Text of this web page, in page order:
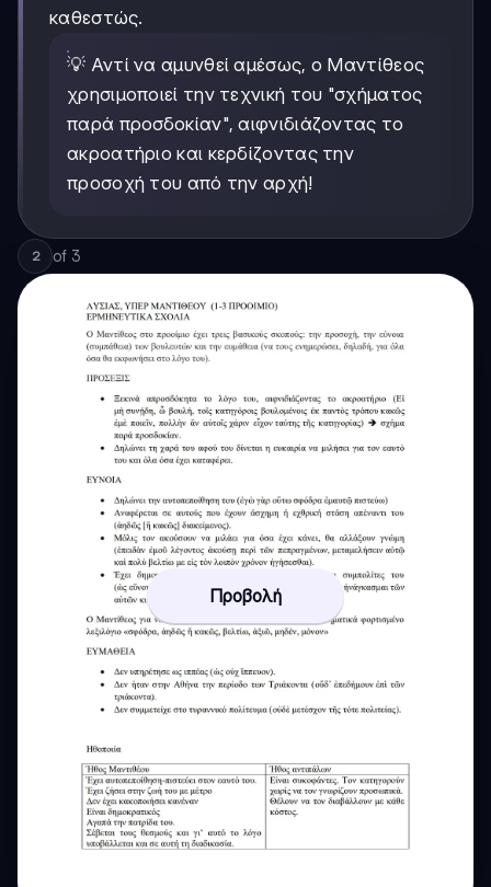
καθεστώς.
💡 Αντί να αμυνθεί αμέσως, ο Μαντίθεος
χρησιμοποιεί την τεχνική του "σχήματος
παρά προσδοκίαν", αιφνιδιάζοντας το
ακροατήριο και κερδίζοντας την
προσοχή του από την αρχή!
2 of 3
Προβολή